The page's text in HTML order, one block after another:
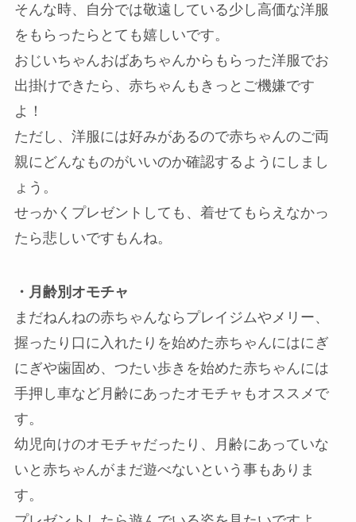
そんな時、自分では敬遠している少し高価な洋服
をもらったらとても嬉しいです。
おじいちゃんおばあちゃんからもらった洋服でお
出掛けできたら、赤ちゃんもきっとご機嫌です
よ！
ただし、洋服には好みがあるので赤ちゃんのご両
親にどんなものがいいのか確認するようにしまし
ょう。
せっかくプレゼントしても、着せてもらえなかっ
たら悲しいですもんね。
・月齢別オモチャ
まだねんねの赤ちゃんならプレイジムやメリー、
握ったり口に入れたりを始めた赤ちゃんにはにぎ
にぎや歯固め、つたい歩きを始めた赤ちゃんには
手押し車など月齢にあったオモチャもオススメで
す。
幼児向けのオモチャだったり、月齢にあっていな
いと赤ちゃんがまだ遊べないという事もありま
す。